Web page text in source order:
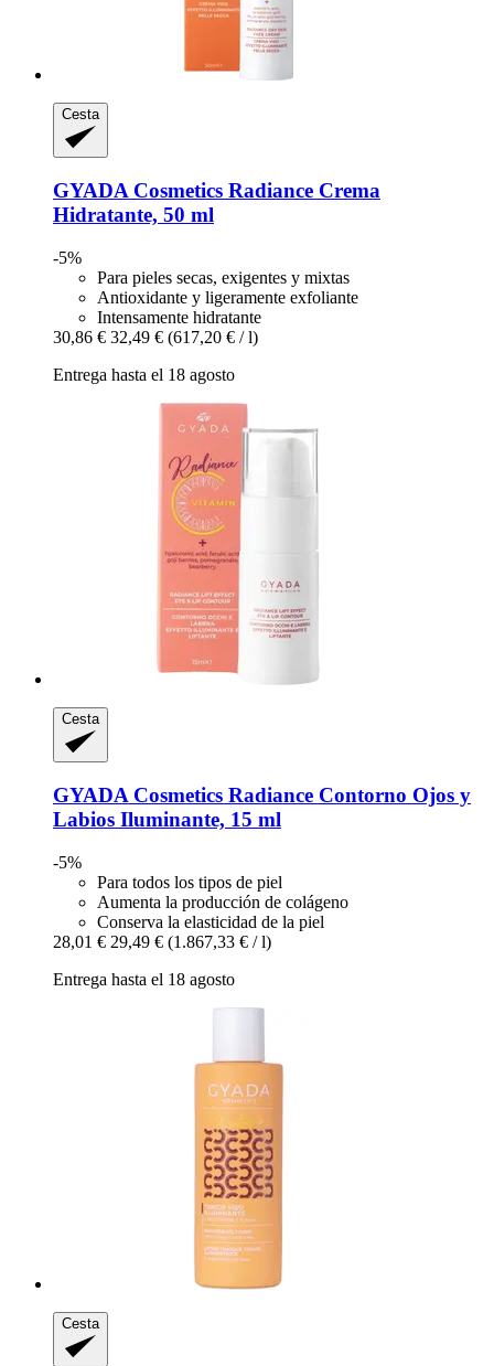
Cesta
GYADA Cosmetics Radiance Crema
Hidratante, 50 ml
-5%
Para pieles secas, exigentes y mixtas
Antioxidante y ligeramente exfoliante
Intensamente hidratante
30,86 € 32,49 € (617,20 € / l)
Entrega hasta el 18 agosto
Cesta
GYADA Cosmetics Radiance Contorno Ojos y
Labios Iluminante, 15 ml
-5%
Para todos los tipos de piel
Aumenta la producción de colágeno
Conserva la elasticidad de la piel
28,01 € 29,49 € (1.867,33 € / l)
Entrega hasta el 18 agosto
Cesta